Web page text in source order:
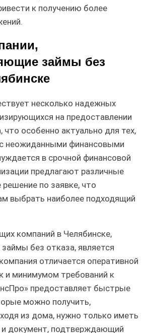
к получению более
займы без
несколько надежных
на предоставлении
что особенно актуально для тех,
неожиданными финансовыми
в срочной финансовой
предлагают различные
по заявке, что
выбрать наиболее подходящий
компаний в Челябинске,
без отказа, является
отличается оперативной
и минимумом требований к
предоставляет быстрые
можно получить,
из дома, нужно только иметь
и документ, подтверждающий